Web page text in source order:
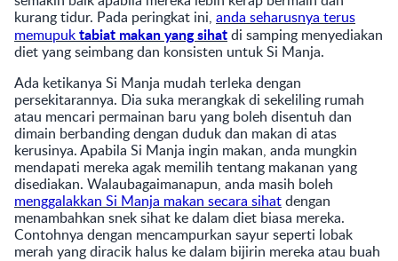
kurang tidur. Pada peringkat ini, anda seharusnya terus
memupuktabiat makan yang sihatdi samping menyediakan
diet yang seimbang dan konsisten untuk Si Manja.
Ada ketikanya Si Manja mudah terleka dengan
persekitarannya. Dia suka merangkak di sekeliling rumah
atau mencari permainan baru yang boleh disentuh dan
dimain berbanding dengan duduk dan makan di atas
kerusinya. Apabila Si Manja ingin makan, anda mungkin
mendapati mereka agak memilih tentang makanan yang
disediakan. Walaubagaimanapun, anda masih boleh
menggalakkan Si Manja makan secara sihatdengan
menambahkan snek sihat ke dalam diet biasa mereka.
Contohnya dengan mencampurkan sayur seperti lobak
merah yang diracik halus ke dalam bijirin mereka atau buah